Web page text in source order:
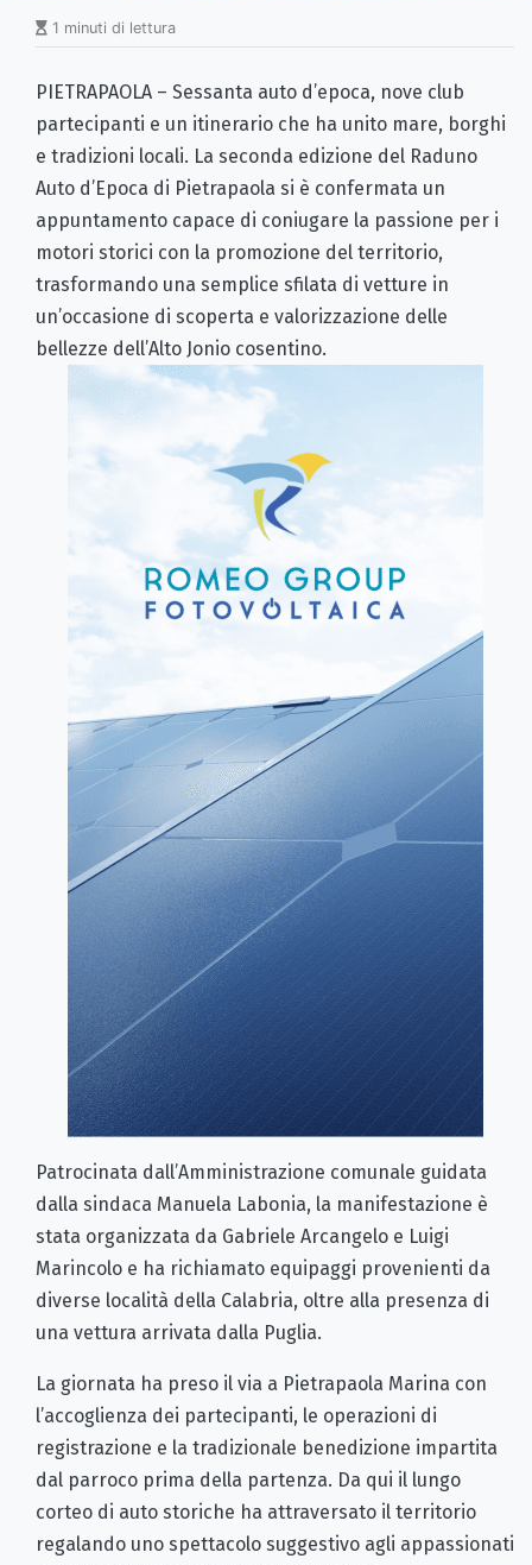
1 minuti di lettura
PIETRAPAOLA – Sessanta auto d’epoca, nove club
partecipanti e un itinerario che ha unito mare, borghi
e tradizioni locali. La seconda edizione del Raduno
Auto d’Epoca di Pietrapaola si è confermata un
appuntamento capace di coniugare la passione per i
motori storici con la promozione del territorio,
trasformando una semplice sfilata di vetture in
un’occasione di scoperta e valorizzazione delle
bellezze dell’Alto Jonio cosentino.
Patrocinata dall’Amministrazione comunale guidata
dalla sindaca Manuela Labonia, la manifestazione è
stata organizzata da Gabriele Arcangelo e Luigi
Marincolo e ha richiamato equipaggi provenienti da
diverse località della Calabria, oltre alla presenza di
una vettura arrivata dalla Puglia.
La giornata ha preso il via a Pietrapaola Marina con
l’accoglienza dei partecipanti, le operazioni di
registrazione e la tradizionale benedizione impartita
dal parroco prima della partenza. Da qui il lungo
corteo di auto storiche ha attraversato il territorio
regalando uno spettacolo suggestivo agli appassionati